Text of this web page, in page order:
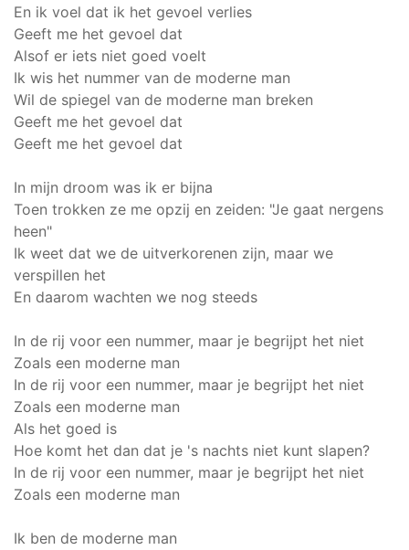
En ik voel dat ik het gevoel verlies
Geeft me het gevoel dat
Alsof er iets niet goed voelt
Ik wis het nummer van de moderne man
Wil de spiegel van de moderne man breken
Geeft me het gevoel dat
Geeft me het gevoel dat
In mijn droom was ik er bijna
Toen trokken ze me opzij en zeiden: "Je gaat nergens
heen"
Ik weet dat we de uitverkorenen zijn, maar we
verspillen het
En daarom wachten we nog steeds
In de rij voor een nummer, maar je begrijpt het niet
Zoals een moderne man
In de rij voor een nummer, maar je begrijpt het niet
Zoals een moderne man
Als het goed is
Hoe komt het dan dat je 's nachts niet kunt slapen?
In de rij voor een nummer, maar je begrijpt het niet
Zoals een moderne man
Ik ben de moderne man